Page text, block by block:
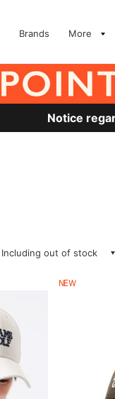
Brands More
Notice
Including out of stock
NEW